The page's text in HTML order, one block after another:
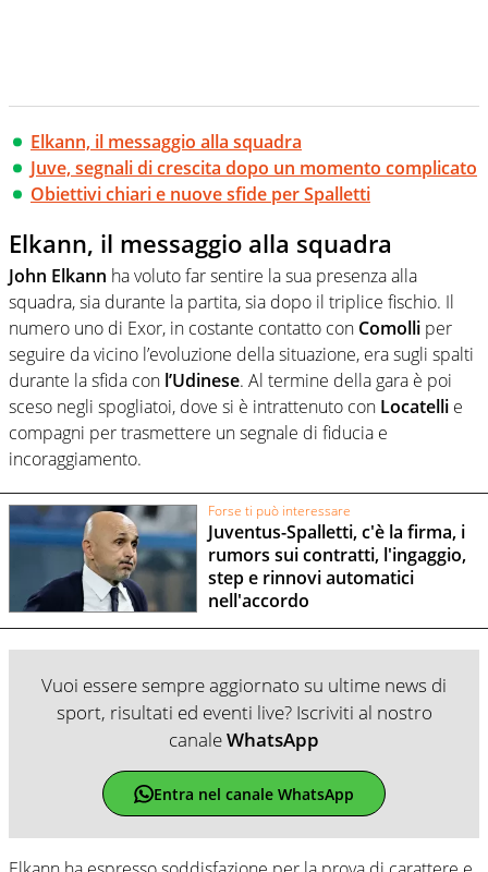
Elkann, il messaggio alla squadra
Juve, segnali di crescita dopo un momento complicato
Obiettivi chiari e nuove sfide per Spalletti
Elkann, il messaggio alla squadra
John Elkann ha voluto far sentire la sua presenza alla
squadra, sia durante la partita, sia dopo il triplice fischio. Il
numero uno di Exor, in costante contatto con Comolli per
seguire da vicino l’evoluzione della situazione, era sugli spalti
durante la sfida con l’Udinese. Al termine della gara è poi
sceso negli spogliatoi, dove si è intrattenuto con Locatelli e
compagni per trasmettere un segnale di fiducia e
incoraggiamento.
Forse ti può interessare
Juventus-Spalletti, c'è la firma, i
rumors sui contratti, l'ingaggio,
step e rinnovi automatici
nell'accordo
Vuoi essere sempre aggiornato su ultime news di
sport, risultati ed eventi live? Iscriviti al nostro
canaleWhatsApp
Entra nel canale WhatsApp